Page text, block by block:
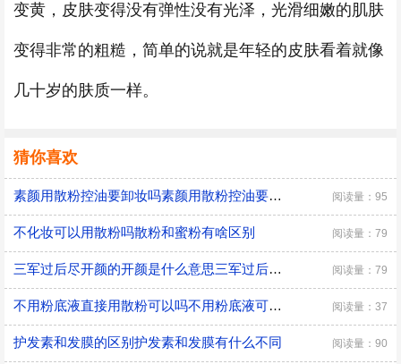
变黄，皮肤变得没有弹性没有光泽，光滑细嫩的肌肤
变得非常的粗糙，简单的说就是年轻的皮肤看着就像
几十岁的肤质一样。
猜你喜欢
素颜用散粉控油要卸妆吗素颜用散粉控油要不要卸妆 阅读量：95
不化妆可以用散粉吗散粉和蜜粉有啥区别 阅读量：79
三军过后尽开颜的开颜是什么意思三军过后尽开颜指的是什么 阅读量：79
不用粉底液直接用散粉可以吗不用粉底液可以直接用散粉吗 阅读量：37
护发素和发膜的区别护发素和发膜有什么不同 阅读量：90